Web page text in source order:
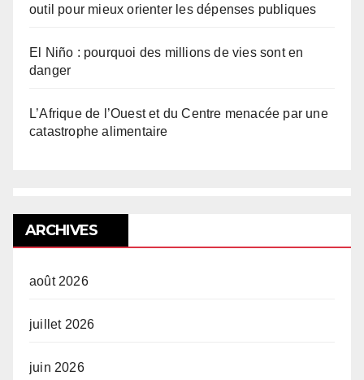
outil pour mieux orienter les dépenses publiques
El Niño : pourquoi des millions de vies sont en
danger
L’Afrique de l’Ouest et du Centre menacée par une
catastrophe alimentaire
ARCHIVES
août 2026
juillet 2026
juin 2026